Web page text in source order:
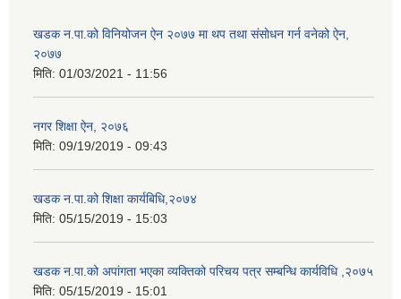
खडक न‍.पा.को विनियोजन ऐन २०७७ मा थप तथा संसाेधन गर्न वनेको ऐन,
२०७७
मिति: 01/03/2021 - 11:56
नगर शिक्षा ऐन, २०७६
मिति: 09/19/2019 - 09:43
खडक न.पा.को शिक्षा कार्यबिधि,२०७४
मिति: 05/15/2019 - 15:03
खडक न.पा.को अपांगता भएका व्यक्तिको परिचय पत्र सम्बन्धि कार्यविधि ,२०७५
मिति: 05/15/2019 - 15:01